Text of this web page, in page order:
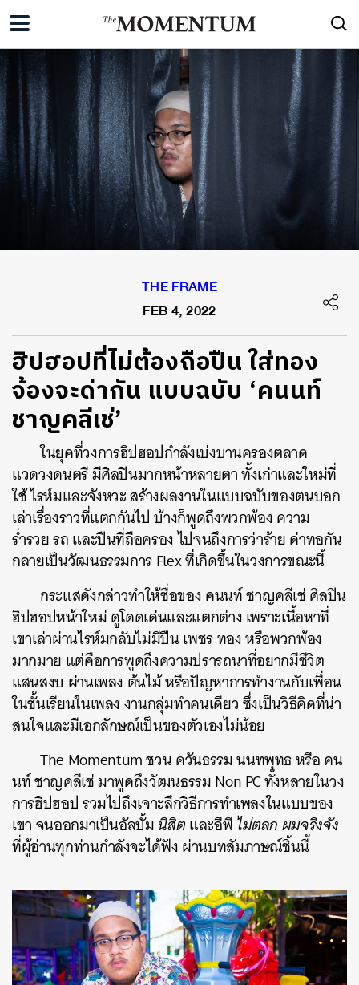
THE FRAME
FEB 4, 2022
ฮิปฮอปที่ไม่ต้องถือปืน ใส่ทอง
จ้องจะด่ากัน แบบฉบับ ‘คนนท์
ชาญคลีเช่’
ในยุคที่วงการฮิปฮอปกำลังเบ่งบานครองตลาด
แวดวงดนตรี มีศิลปินมากหน้าหลายตา ทั้งเก่าและใหม่ที่
ใช้ ไรห์มและจังหวะ สร้างผลงานในแบบฉบับของตนบอก
เล่าเรื่องราวที่แตกกันไป บ้างก็พูดถึงพวกพ้อง ความ
ร่ำรวย รถ และปืนที่ถือครอง ไปจนถึงการว่าร้าย ด่าทอกัน
กลายเป็นวัฒนธรรมการ Flex ที่เกิดขึ้นในวงการขณะนี้
กระแสดังกล่าวทำให้ชื่อของ คนนท์ ชาญคลีเช่ ศิลปิน
ฮิปฮอปหน้าใหม่ ดูโดดเด่นและแตกต่าง เพราะเนื้อหาที่
เขาเล่าผ่านไรห์มกลับไม่มีปืน เพชร ทอง หรือพวกพ้อง
มากมาย แต่คือการพูดถึงความปรารถนาที่อยากมีชีวิต
แสนสงบ ผ่านเพลง ต้นไม้ หรือปัญหาการทำงานกับเพื่อน
ในชั้นเรียนในเพลง งานกลุ่มทำคนเดียว ซึ่งเป็นวิธีคิดที่น่า
สนใจและมีเอกลักษณ์เป็นของตัวเองไม่น้อย
The Momentum ชวน ควันธรรม นนทพุทธ หรือ คน
นท์ ชาญคลีเช่ มาพูดถึงวัฒนธรรม Non PC ทั้งหลายในวง
การฮิปฮอป รวมไปถึงเจาะลึกวิธีการทำเพลงในแบบของ
เขา จนออกมาเป็นอัลบั้มนิสิตและอีพีไม่ตลก ผมจริงจัง
ที่ผู้อ่านทุกท่านกำลังจะได้ฟัง ผ่านบทสัมภาษณ์ชิ้นนี้